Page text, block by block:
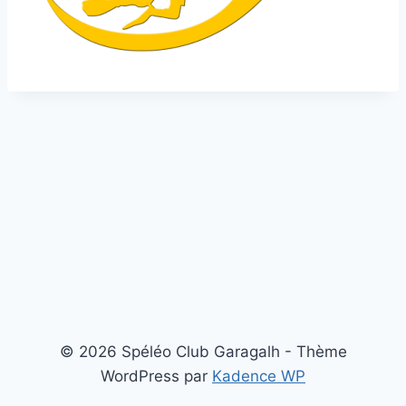
© 2026 Spéléo Club Garagalh - Thème
WordPress par Kadence WP